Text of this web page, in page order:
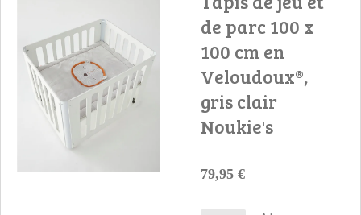
de parc 100 x
100 cm en
Veloudoux®,
gris clair
Noukie's
79,95 €